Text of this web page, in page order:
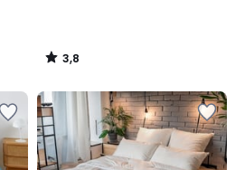
3,8
/